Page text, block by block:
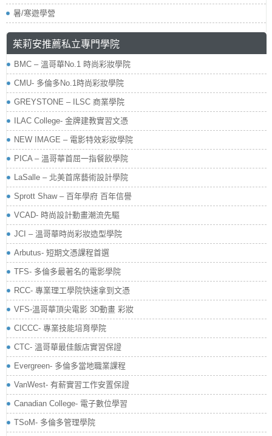
暑/寒遊學營
茱莉安推薦私立專門學院
BMC – 溫哥華No.1 時尚彩妝學院
CMU- 多倫多No.1時尚彩妝學院
GREYSTONE – ILSC 商業學院
ILAC College- 金牌建教實習文憑
NEW IMAGE – 電影特效彩妝學院
PICA – 溫哥華首屈一指餐飲學院
LaSalle – 北美首席藝術設計學院
Sprott Shaw – 百年學府 百年信譽
VCAD- 時尚設計動畫潮流先驅
JCI – 溫哥華時尚彩妝造型學院
Arbutus- 短期文憑課程首選
TFS- 多倫多最著名的電影學院
RCC- 專業理工學院快速拿到文憑
VFS-溫哥華頂尖電影 3D動畫 彩妝
CICCC- 專業技能培育學院
CTC- 溫哥華最佳飯店實習保證
Evergreen- 多倫多當地職業課程
VanWest- 有薪實習工作安置保證
Canadian College- 電子數位學習
TSoM- 多倫多管理學院